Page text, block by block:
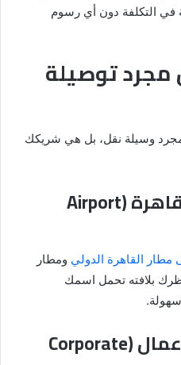
في التكلفة دون أي رسوم
مجرد توصيلة
وسيلة نقل، بل هي شريكك
1. ليموزين مطار القاهرة (Airport
القاهرة الدولي ومطار
بلافته تحمل اسمك
2. ليموزين رجال الأعمال (Corporate